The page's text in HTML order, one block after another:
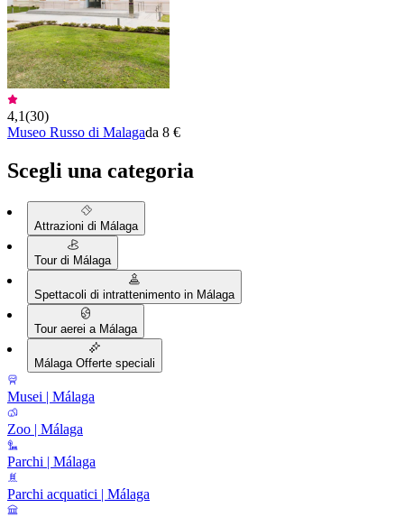
4,1(30)
Museo Russo di Malagada 8 €
Scegli una categoria
Attrazioni di Málaga
Tour di Málaga
Spettacoli di intrattenimento in Málaga
Tour aerei a Málaga
Málaga Offerte speciali
Musei | Málaga
Zoo | Málaga
Parchi | Málaga
Parchi acquatici | Málaga